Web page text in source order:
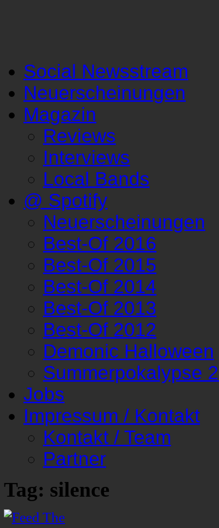
Social Newsstream
Neuerscheinungen
Magazin
Reviews
Interviews
Local Bands
@ Spotify
Neuerscheinungen
Best-Of 2016
Best-Of 2015
Best-Of 2014
Best-Of 2013
Best-Of 2012
Demonic Halloween
Summerpokalypse
Jobs
Impressum / Kontakt
Kontakt / Team
Partner
Tag: silence